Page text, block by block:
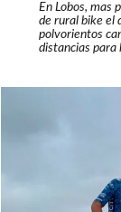
En Lobos, mas
de rural bike el
polvorientos
distancias para